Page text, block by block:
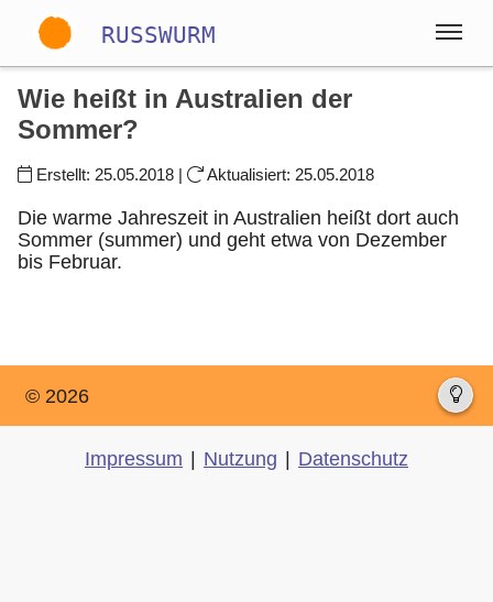
RUSSWURM
Gallery
Wie heißt in Australien der
Sommer?
Erstellt: 25.05.2018 | Aktualisiert: 25.05.2018
Die warme Jahreszeit in Australien heißt dort auch
Sommer (summer) und geht etwa von Dezember
bis Februar.
© 2026
Impressum Nutzung Datenschutz